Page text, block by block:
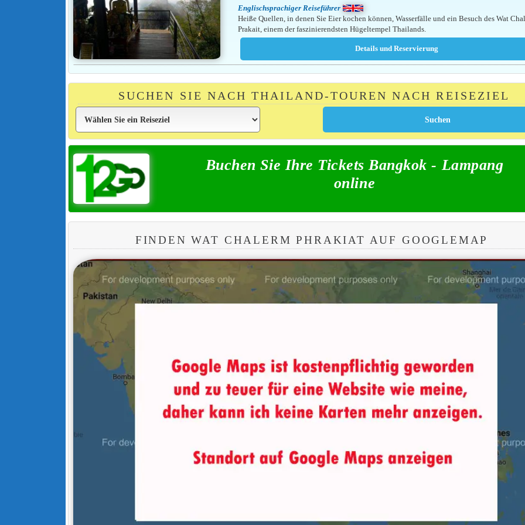
Englischsprachiger Reiseführer
Heiße Quellen, in denen Sie Eier kochen können, Wasserfälle und ein Besuch des Wat
Prakait, einem der faszinierendsten Hügeltempel Thailands.
SUCHEN SIE NACH THAILAND-TOUREN NACH REISEZIEL
Buchen Sie Ihre Tickets Bangkok - Lampang
online
FINDEN WAT CHALERM PHRAKIAT AUF GOOGLEMAP